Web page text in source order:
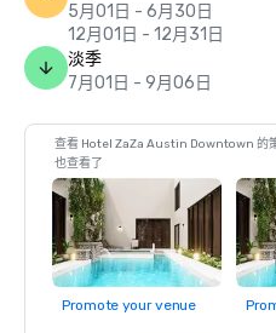
5月01日 - 6月30日
12月01日 - 12月31日
淡季
7月01日 - 9月06日
查看 Hotel ZaZa Austin Downtown 的
也查看了
Promote your venue